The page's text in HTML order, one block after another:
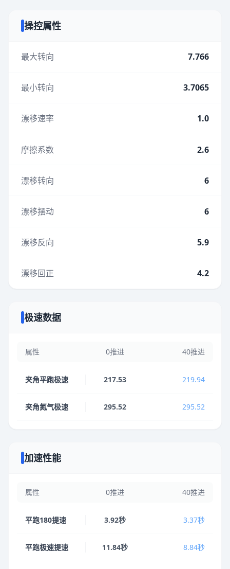
操控属性
最大转向 7.766
最小转向 3.7065
漂移速率 1.0
摩擦系数 2.6
漂移转向 6
漂移摆动 6
漂移反向 5.9
漂移回正 4.2
极速数据
属性 0推进 40推进
夹角平跑极速 217.53 219.94
夹角氮气极速 295.52 295.52
加速性能
属性 0推进 40推进
平跑180提速 3.92秒 3.37秒
平跑极速提速 11.84秒 8.84秒